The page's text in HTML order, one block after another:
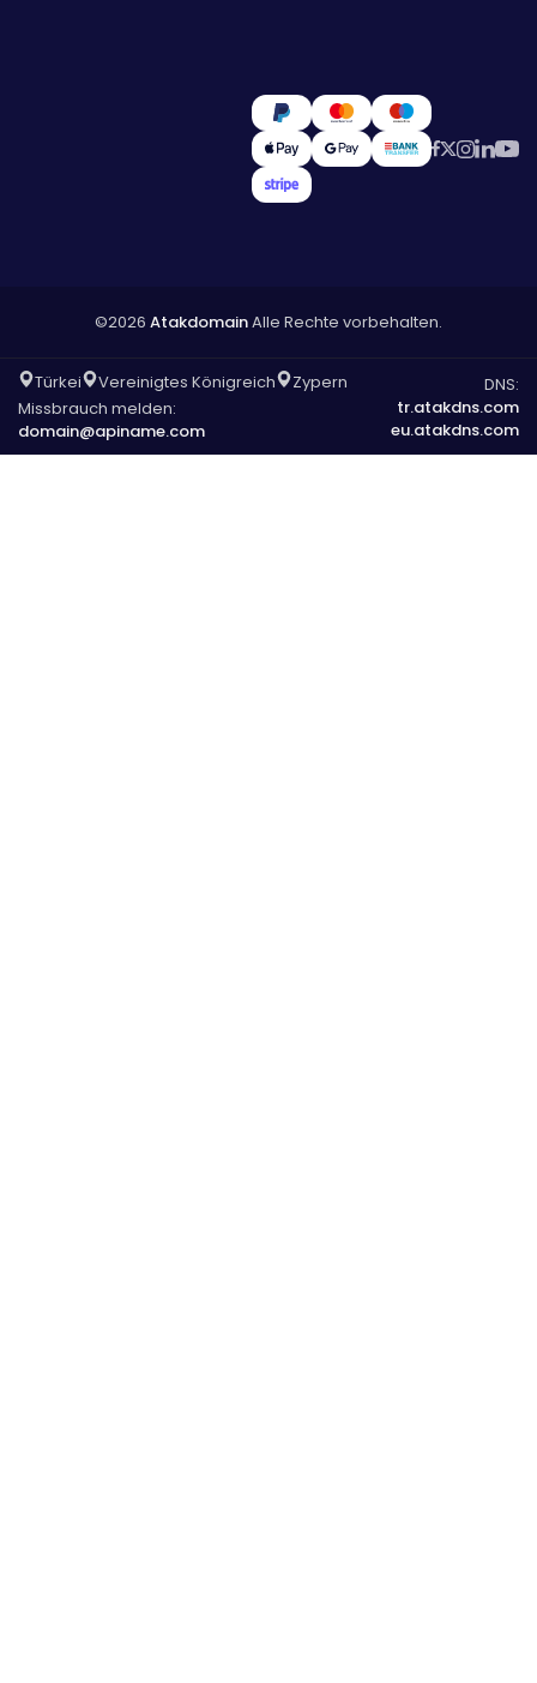
©2026 AtakdomainAlle Rechte vorbehalten.
Türkei Vereinigtes Königreich
Zypern
Missbrauch melden:
domain@apiname.com
DNS:
tr.atakdns.com
eu.atakdns.com